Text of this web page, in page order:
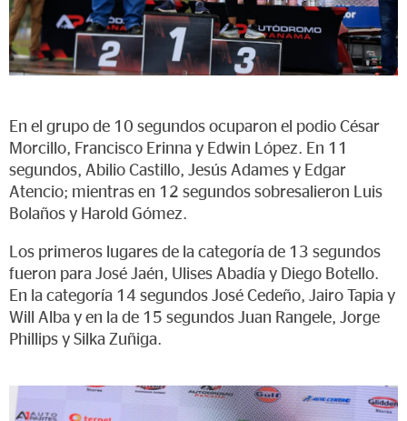
En el grupo de 10 segundos ocuparon el podio César
Morcillo, Francisco Erinna y Edwin López. En 11
segundos, Abilio Castillo, Jesús Adames y Edgar
Atencio; mientras en 12 segundos sobresalieron Luis
Bolaños y Harold Gómez.
Los primeros lugares de la categoría de 13 segundos
fueron para José Jaén, Ulises Abadía y Diego Botello.
En la categoría 14 segundos José Cedeño, Jairo Tapia y
Will Alba y en la de 15 segundos Juan Rangele, Jorge
Phillips y Silka Zuñiga.